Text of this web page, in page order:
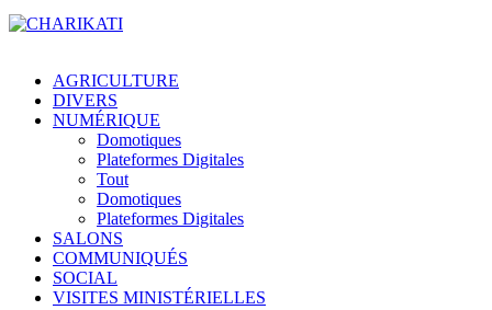
AGRICULTURE
DIVERS
NUMÉRIQUE
Domotiques
Plateformes Digitales
Tout
Domotiques
Plateformes Digitales
SALONS
COMMUNIQUÉS
SOCIAL
VISITES MINISTÉRIELLES